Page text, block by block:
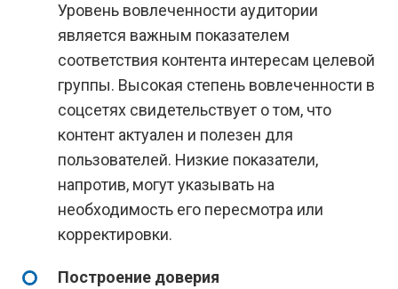
Уровень вовлеченности аудитории
является важным показателем
соответствия контента интересам целевой
группы. Высокая степень вовлеченности в
соцсетях свидетельствует о том, что
контент актуален и полезен для
пользователей. Низкие показатели,
напротив, могут указывать на
необходимость его пересмотра или
корректировки.
Построение доверия